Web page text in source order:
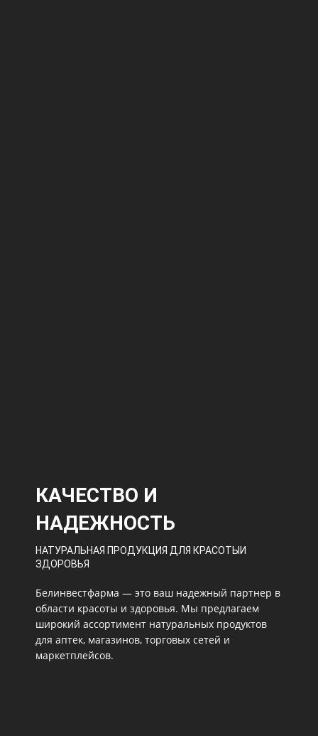
КАЧЕСТВО И
НАДЕЖНОСТЬ
НАТУРАЛЬНАЯ ПРОДУКЦИЯ ДЛЯ КРАСОТЫИ
ЗДОРОВЬЯ
Белинвестфарма — это ваш надежный партнер в
области красоты и здоровья. Мы предлагаем
широкий ассортимент натуральных продуктов
для аптек, магазинов, торговых сетей и
маркетплейсов.